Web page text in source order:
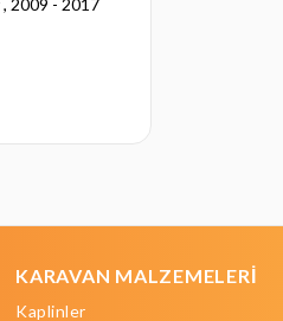
2009 - 2017
KARAVAN MALZEMELERİ
Kaplinler